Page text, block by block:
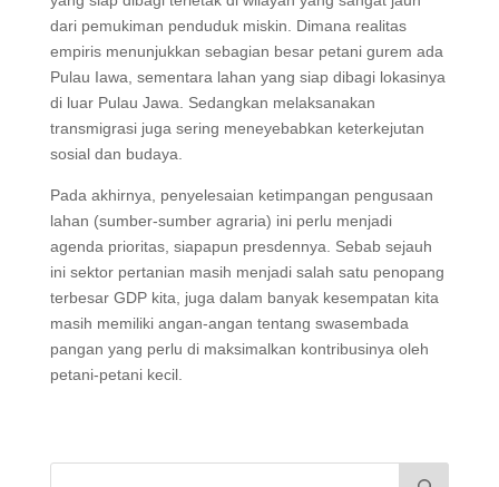
dari pemukiman penduduk miskin. Dimana realitas
empiris menunjukkan sebagian besar petani gurem ada
Pulau Iawa, sementara lahan yang siap dibagi lokasinya
di luar Pulau Jawa. Sedangkan melaksanakan
transmigrasi juga sering meneyebabkan keterkejutan
sosial dan budaya.
Pada akhirnya, penyelesaian ketimpangan pengusaan
lahan (sumber-sumber agraria) ini perlu menjadi
agenda prioritas, siapapun presdennya. Sebab sejauh
ini sektor pertanian masih menjadi salah satu penopang
terbesar GDP kita, juga dalam banyak kesempatan kita
masih memiliki angan-angan tentang swasembada
pangan yang perlu di maksimalkan kontribusinya oleh
petani-petani kecil.